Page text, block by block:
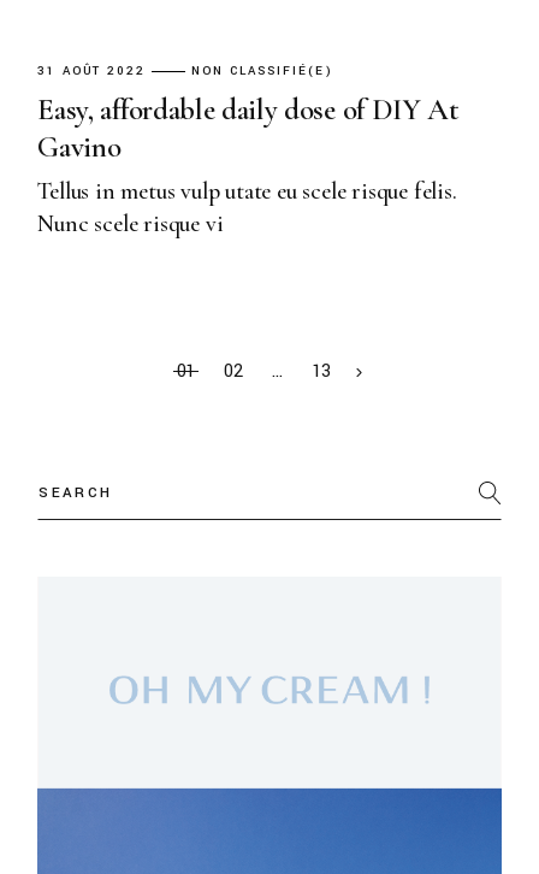
31 AOÛT 2022 NON CLASSIFIÉ(E)
Easy, affordable daily dose of DIY At
Gavino
Tellus in metus vulp utate eu scele risque felis.
Nunc scele risque vi
01 02 … 13